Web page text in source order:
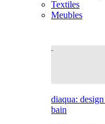
Textiles
Meubles
diaqua:
bain